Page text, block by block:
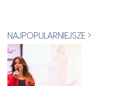
NAJPOPULARNIEJSZE >